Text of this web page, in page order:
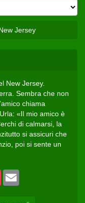
Jersey
New Jersey.
Sembra che non
chiama
«Il mio amico è
di calmarsi, la
si assicuri che
poi si sente un
Pocket